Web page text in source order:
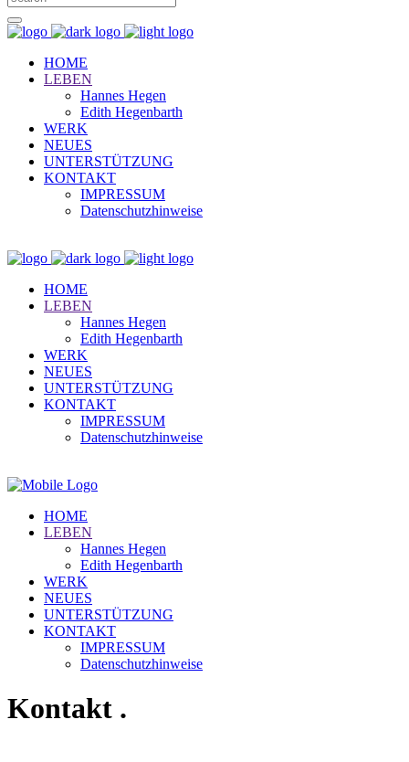
HOME
LEBEN
Hannes Hegen
Edith Hegenbarth
WERK
NEUES
UNTERSTÜTZUNG
KONTAKT
IMPRESSUM
Datenschutzhinweise
HOME
LEBEN
Hannes Hegen
Edith Hegenbarth
WERK
NEUES
UNTERSTÜTZUNG
KONTAKT
IMPRESSUM
Datenschutzhinweise
HOME
LEBEN
Hannes Hegen
Edith Hegenbarth
WERK
NEUES
UNTERSTÜTZUNG
KONTAKT
IMPRESSUM
Datenschutzhinweise
Kontakt .